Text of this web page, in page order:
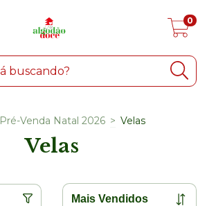
0
Pré-Venda Natal 2026 > Velas
Velas